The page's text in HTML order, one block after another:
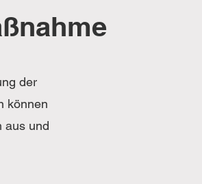
der
können
aus und